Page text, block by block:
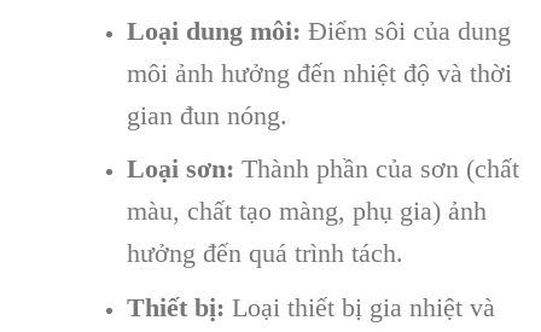
Loại dung môi: Điểm sôi của dung
môi ảnh hưởng đến nhiệt độ và thời
gian đun nóng.
Loại sơn: Thành phần của sơn (chất
màu, chất tạo màng, phụ gia) ảnh
hưởng đến quá trình tách.
Thiết bị: Loại thiết bị gia nhiệt và